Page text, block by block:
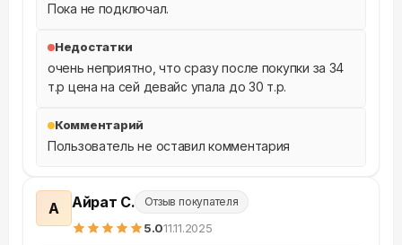
Пока не подключал.
Недостатки
очень неприятно, что сразу после покупки за 34
т.р цена на сей девайс упала до 30 т.р.
Комментарий
Пользователь не оставил комментария
А Айрат С. Отзыв покупателя
5.011.11.2025